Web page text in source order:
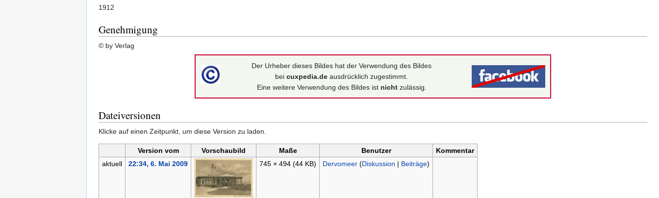
1912
Genehmigung
© by Verlag
Der Urheber dieses Bildes hat der Verwendung des Bildes
bei cuxpedia.de ausdrücklich zugestimmt.
Eine weitere Verwendung des Bildes ist nichtzulässig.
Dateiversionen
Klicke auf einen Zeitpunkt, um diese Version zu laden.
Version vom Vorschaubild Maße Benutzer
Kommentar
aktuell
22:34, 6. Mai 2009 745 × 494 (44 KB) Dervomeer (Diskussion | Beiträge)